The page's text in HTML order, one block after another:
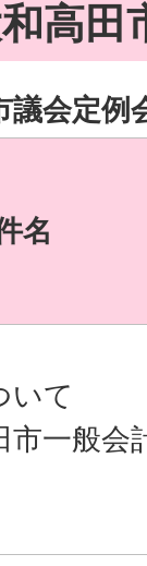
高田
議会定例
名
いて
市一般会